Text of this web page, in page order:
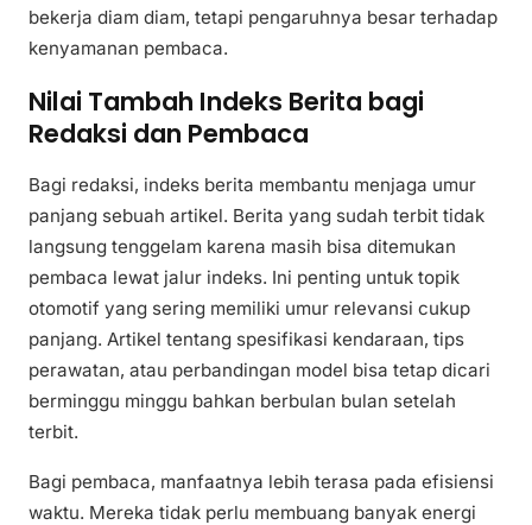
bekerja diam diam, tetapi pengaruhnya besar terhadap
kenyamanan pembaca.
Nilai Tambah Indeks Berita bagi
Redaksi dan Pembaca
Bagi redaksi, indeks berita membantu menjaga umur
panjang sebuah artikel. Berita yang sudah terbit tidak
langsung tenggelam karena masih bisa ditemukan
pembaca lewat jalur indeks. Ini penting untuk topik
otomotif yang sering memiliki umur relevansi cukup
panjang. Artikel tentang spesifikasi kendaraan, tips
perawatan, atau perbandingan model bisa tetap dicari
berminggu minggu bahkan berbulan bulan setelah
terbit.
Bagi pembaca, manfaatnya lebih terasa pada efisiensi
waktu. Mereka tidak perlu membuang banyak energi